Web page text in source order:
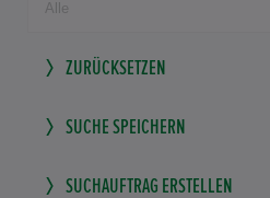
ZURÜCKSETZEN
SUCHE SPEICHERN
SUCHAUFTRAG ERSTELLEN